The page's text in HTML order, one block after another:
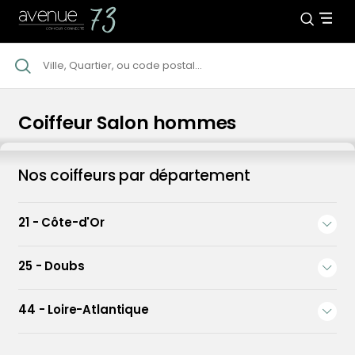
Coiffeur Salon hommes
Nos coiffeurs par département
21 - Côte-d'Or
Coiffeur Dijon
70 Rue Chabot Charny, 21000 Dijon
25 - Doubs
Coiffeur Ornans
44 - Loire-Atlantique